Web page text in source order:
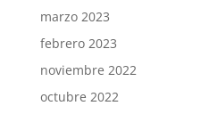
marzo 2023
febrero 2023
noviembre 2022
octubre 2022